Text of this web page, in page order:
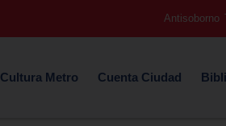
Antisoborno
Cultura Metro Cuenta Ciudad